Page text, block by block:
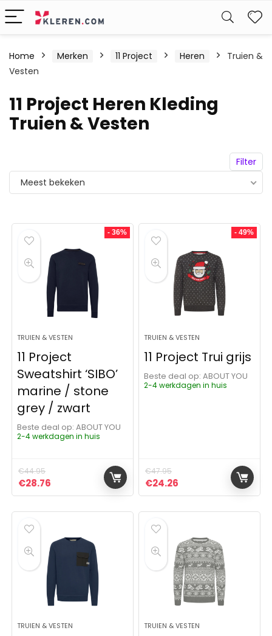
Home Merken 11 Project Heren
Truien &
Vesten
11 Project Heren Kleding
Truien & Vesten
Filter
Meest bekeken
- 36%
TRUIEN & VESTEN
11 Project
Sweatshirt ‘SIBO’
marine / stone
grey / zwart
Beste deal op:
ABOUT YOU
2-4 werkdagen in huis
€44.95
Oorspronkelijke prijs was: €44.95.
€28.76 Huidige prijs is: €28.76.
- 49%
TRUIEN & VESTEN
11 Project Trui grijs
Beste deal op:
ABOUT YOU
2-4 werkdagen in huis
€47.95
Oorspronkelijke prijs
€24.26 Huidige prijs is:
TRUIEN & VESTEN TRUIEN & VESTEN